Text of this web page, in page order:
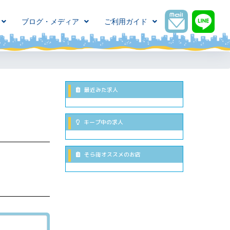
ブログ・メディア ご利用ガイド
最近みた求人
キープ中の求人
そら街オススメのお店